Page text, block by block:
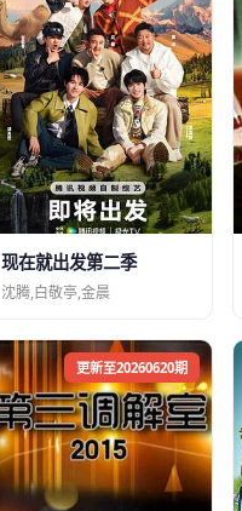
现在就出发第二季
沈腾,白敬亭,金晨
更新至20260620期